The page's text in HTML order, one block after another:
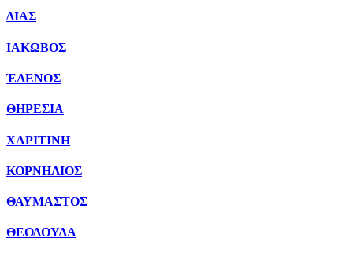
ΔΙΑΣ
ΙΑΚΩΒΟΣ
ΈΛΕΝΟΣ
ΘΗΡΕΣΙΑ
ΧΑΡΙΤΙΝΗ
ΚΟΡΝΗΛΙΟΣ
ΘΑΥΜΑΣΤΟΣ
ΘΕΟΔΟΥΛΑ